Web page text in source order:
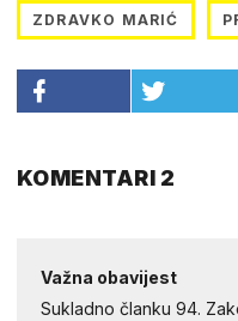
ZDRAVKO MARIĆ
KOMENTARI 2
Važna obavijest
Sukladno članku 94.